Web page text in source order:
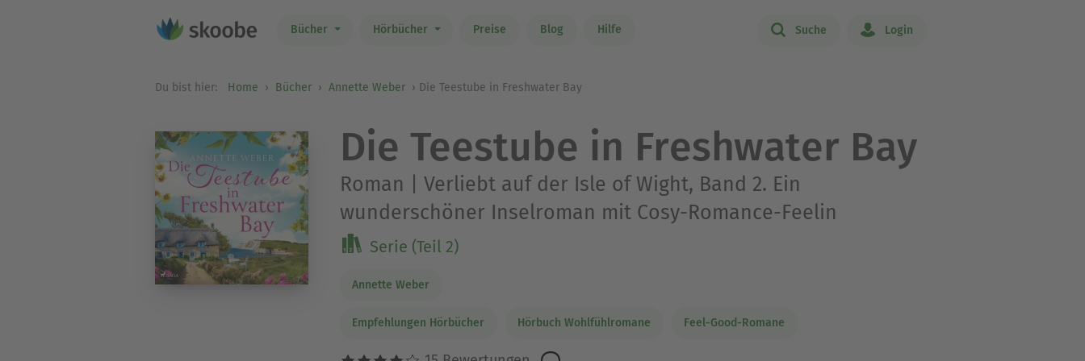
Bücher Hörbücher Preise Blog Hilfe Suche Login
Du bist hier: Home Bücher Annette Weber Die Teestube in Freshwater Bay
Die Teestube in Freshwater Bay
Roman | Verliebt auf der Isle of Wight, Band 2. Ein
wunderschöner Inselroman mit Cosy-Romance-Feelin
Serie (Teil 2)
Annette Weber
Empfehlungen Hörbücher Hörbuch Wohlfühlromane Feel-Good-Romane